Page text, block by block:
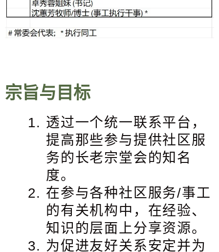
宗旨与目标
透过一个统一联系平台，
提高那些参与提供社区服
务的长老宗堂会的知名
度。
在参与各种社区服务/事工
的有关机构中，在经验、
知识的层面上分享资源。
为促进友好关系安定并为